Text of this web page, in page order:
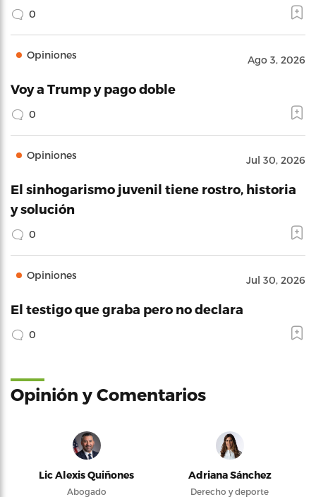
0
Opiniones Ago 3, 2026
Voy a Trump y pago doble
0
Opiniones Jul 30, 2026
El sinhogarismo juvenil tiene rostro, historia
y solución
0
Opiniones Jul 30, 2026
El testigo que graba pero no declara
0
Opinión y Comentarios
Lic Alexis Quiñones
Abogado
Adriana Sánchez
Derecho y deporte